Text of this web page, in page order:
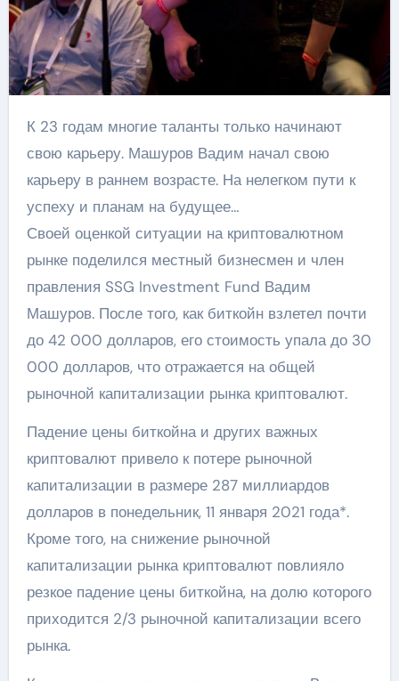
К 23 годам многие таланты только начинают
свою карьеру. Машуров Вадим начал свою
карьеру в раннем возрасте. На нелегком пути к
успеху и планам на будущее…
Своей оценкой ситуации на криптовалютном
рынке поделился местный бизнесмен и член
правления SSG Investment Fund Вадим
Машуров. После того, как биткойн взлетел почти
до 42 000 долларов, его стоимость упала до 30
000 долларов, что отражается на общей
рыночной капитализации рынка криптовалют.
Падение цены биткойна и других важных
криптовалют привело к потере рыночной
капитализации в размере 287 миллиардов
долларов в понедельник, 11 января 2021 года*.
Кроме того, на снижение рыночной
капитализации рынка криптовалют повлияло
резкое падение цены биткойна, на долю которого
приходится 2/3 рыночной капитализации всего
рынка.